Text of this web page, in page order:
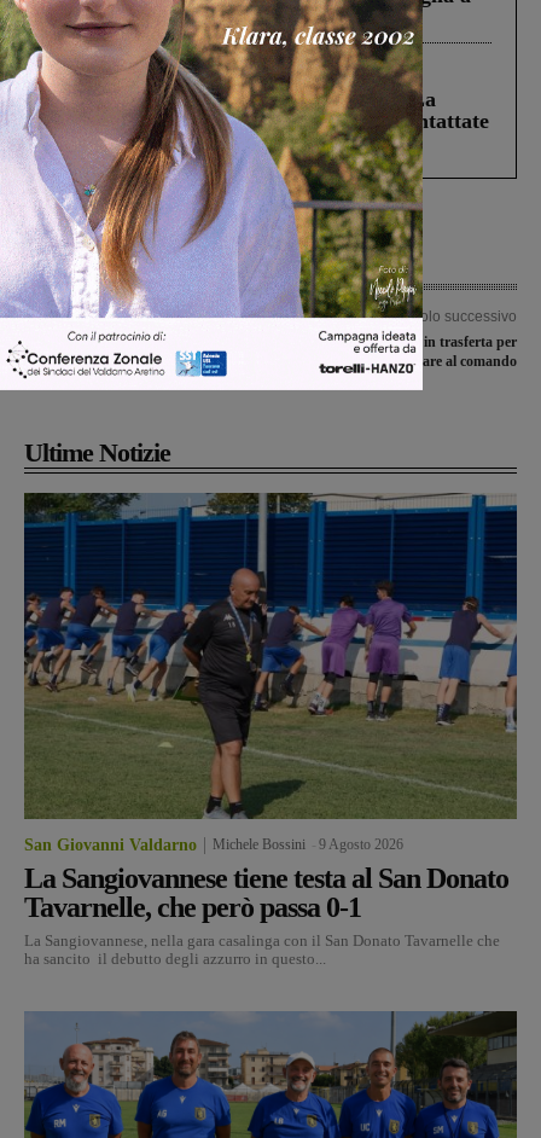
Levane nel 2020
Cronaca 5 Agosto 2026
Continuano le ricerche di Miah Billal. La
Prefettura: “In caso di avvistamento contattate
il 112”
Articolo precedente
La Futsal Terranuovese supera la
Lastrigiana, al tappeto il San
Giovanni calcio a 5 a Livorno
Articolo successivo
Traiana, vincere anche in trasferta per
restare al comando
Ultime Notizie
San Giovanni Valdarno Michele Bossini 9 Agosto 2026
La Sangiovannese tiene testa al San Donato
Tavarnelle, che però passa 0-1
La Sangiovannese, nella gara casalinga con il San Donato Tavarnelle che
ha sancito il debutto degli azzurro in questo...